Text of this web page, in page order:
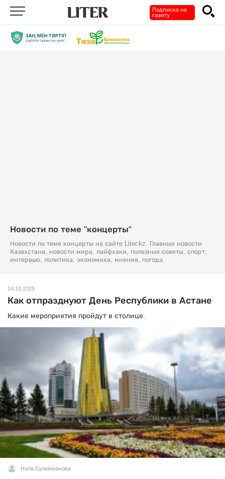
Подписка на
газету
Новости по теме "концерты"
Новости по теме концерты на сайте Liter.kz. Главные новости
Казахстана, новости мира, лайфхаки, полезные советы, спорт,
интервью, политика, экономика, мнения, погода.
14.10.2025
Как отпразднуют День Республики в Астане
Какие мероприятия пройдут в столице.
Нэля Сулейменова